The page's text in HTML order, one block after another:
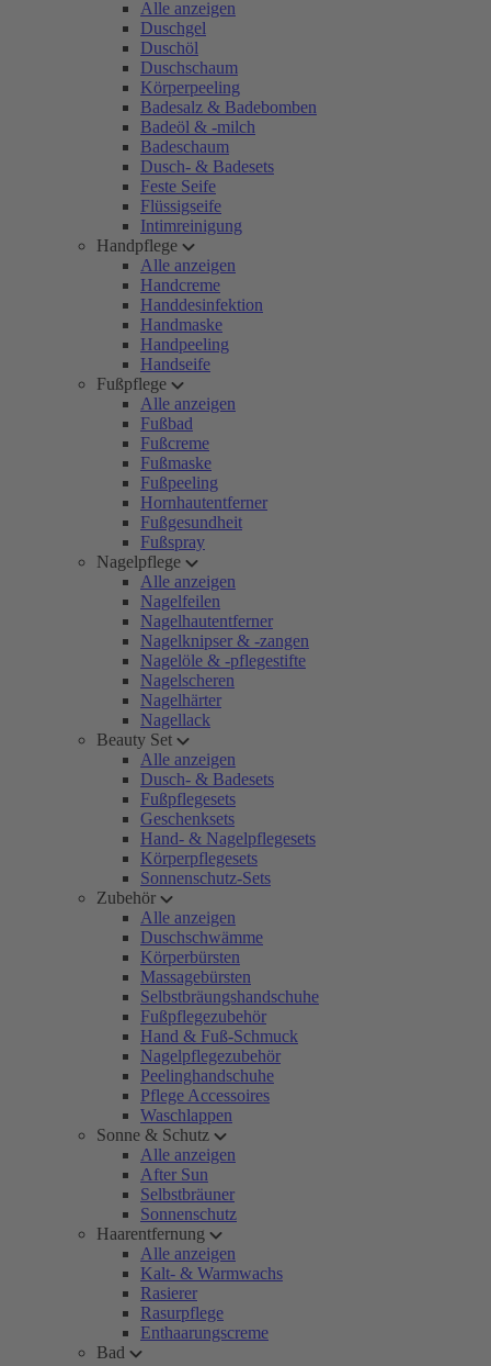
Alle anzeigen
Duschgel
Duschöl
Duschschaum
Körperpeeling
Badesalz & Badebomben
Badeöl & -milch
Badeschaum
Dusch- & Badesets
Feste Seife
Flüssigseife
Intimreinigung
Handpflege
Alle anzeigen
Handcreme
Handdesinfektion
Handmaske
Handpeeling
Handseife
Fußpflege
Alle anzeigen
Fußbad
Fußcreme
Fußmaske
Fußpeeling
Hornhautentferner
Fußgesundheit
Fußspray
Nagelpflege
Alle anzeigen
Nagelfeilen
Nagelhautentferner
Nagelknipser & -zangen
Nagelöle & -pflegestifte
Nagelscheren
Nagelhärter
Nagellack
Beauty Set
Alle anzeigen
Dusch- & Badesets
Fußpflegesets
Geschenksets
Hand- & Nagelpflegesets
Körperpflegesets
Sonnenschutz-Sets
Zubehör
Alle anzeigen
Duschschwämme
Körperbürsten
Massagebürsten
Selbstbräungshandschuhe
Fußpflegezubehör
Hand & Fuß-Schmuck
Nagelpflegezubehör
Peelinghandschuhe
Pflege Accessoires
Waschlappen
Sonne & Schutz
Alle anzeigen
After Sun
Selbstbräuner
Sonnenschutz
Haarentfernung
Alle anzeigen
Kalt- & Warmwachs
Rasierer
Rasurpflege
Enthaarungscreme
Bad